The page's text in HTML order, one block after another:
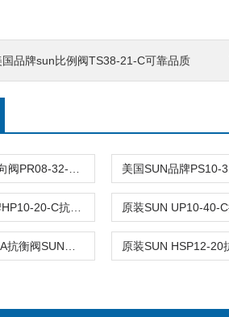
国品牌sun比例阀TS38-21-C可靠品质